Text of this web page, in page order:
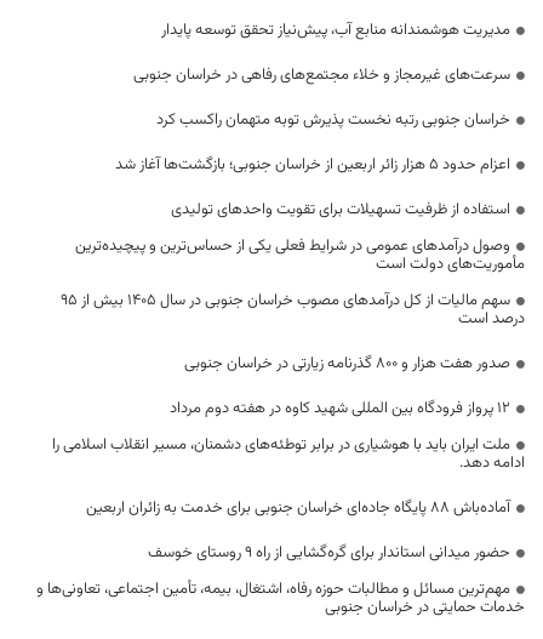
مدیریت هوشمندانه منابع آب، پیش‌نیاز تحقق توسعه پایدار
سرعت‌های غیرمجاز و خلاء مجتمع‌های رفاهی در خراسان جنوبی
خراسان جنوبی رتبه نخست پذیرش توبه متهمان راکسب کرد
اعزام حدود 5 هزار زائر اربعین از خراسان جنوبی؛ بازگشت‌ها آغاز شد
استفاده از ظرفیت تسهیلات برای تقویت واحدهای تولیدی
وصول درآمدهای عمومی در شرایط فعلی یکی از حساس‌ترین و پیچیده‌ترین
مأموریت‌های دولت است
سهم مالیات از کل درآمدهای مصوب خراسان جنوبی در سال ۱۴۰۵ بیش از ۹۵
درصد است
صدور هفت هزار و ۸۰۰ گذرنامه زیارتی در خراسان جنوبی
۱۲ پرواز فرودگاه بین المللی شهید کاوه در هفته دوم مرداد
ملت ایران باید با هوشیاری در برابر توطئه‌های دشمنان، مسیر انقلاب اسلامی را
ادامه دهد.
آماده‌باش ۸۸ پایگاه جاده‌ای خراسان جنوبی برای خدمت به زائران اربعین
حضور میدانی استاندار برای گره‌گشایی از راه ۹ روستای خوسف
مهم‌ترین مسائل و مطالبات حوزه رفاه، اشتغال، بیمه، تأمین اجتماعی، تعاونی‌ها و
خدمات حمایتی در خراسان جنوبی